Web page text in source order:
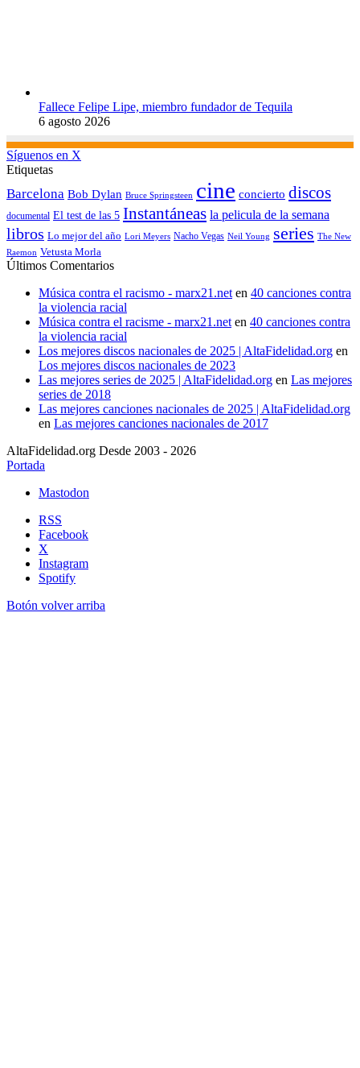
Fallece Felipe Lipe, miembro fundador de Tequila
6 agosto 2026
Síguenos en X
Etiquetas
Barcelona Bob Dylan Bruce Springsteen cine concierto discos
documental El test de las 5 Instantáneas la pelicula de la semana
libros Lo mejor del año Lori Meyers Nacho Vegas Neil Young series The New
Raemon Vetusta Morla
Últimos Comentarios
Música contra el racismo - marx21.net en 40 canciones contra
la violencia racial
Música contra el racisme - marx21.net en 40 canciones contra
la violencia racial
Los mejores discos nacionales de 2025 | AltaFidelidad.org en
Los mejores discos nacionales de 2023
Las mejores series de 2025 | AltaFidelidad.org en Las mejores
series de 2018
Las mejores canciones nacionales de 2025 | AltaFidelidad.org
en Las mejores canciones nacionales de 2017
AltaFidelidad.org Desde 2003 - 2026
Portada
Mastodon
RSS
Facebook
X
Instagram
Spotify
Botón volver arriba